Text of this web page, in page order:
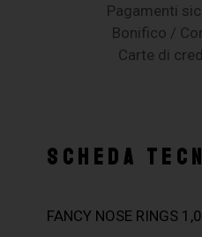
Pagamenti
Bonifico /
Carte di
SCHEDA
FANCY NOSE RINGS